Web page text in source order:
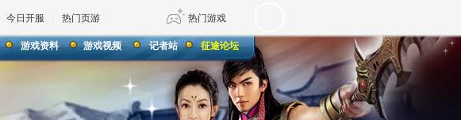
今日开服 热门页游 热门游戏
传奇4
游戏资料 游戏视频 记者站 征途论坛